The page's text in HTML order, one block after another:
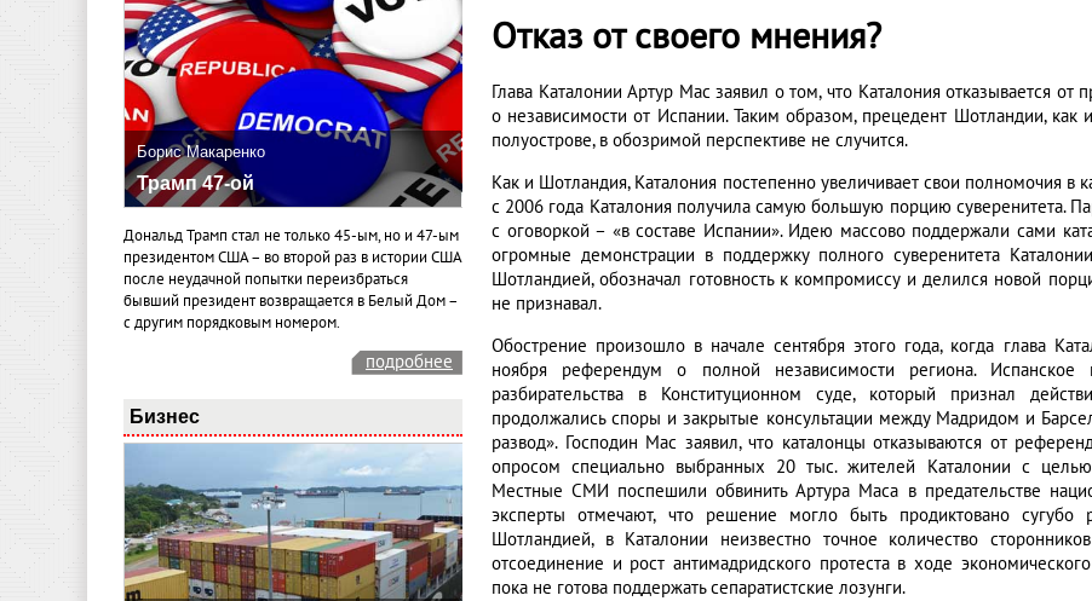
Борис Макаренко
Трамп 47-ой
Дональд Трамп стал не только 45-ым, но и 47-ым
президентом США – во второй раз в истории США
после неудачной попытки переизбраться
бывший президент возвращается в Белый Дом –
с другим порядковым номером.
подробнее
Бизнес
Отказ от своего мнения?
Глава Каталонии Артур Мас заявил о том, что Каталония отказывается
о независимости от Испании. Таким образом, прецедент Шотландии, как
полуострове, в обозримой перспективе не случится.
Как и Шотландия, Каталония постепенно увеличивает свои полномочия в
с 2006 года Каталония получила самую большую порцию суверенитета.
с оговоркой – «в составе Испании». Идею массово поддержали сами
огромные демонстрации в поддержку полного суверенитета
Шотландией, обозначал готовность к компромиссу и делился новой
не признавал.
Обострение произошло в начале сентября этого года, когда глава
ноября референдум о полной независимости региона.
разбирательства в Конституционном суде, который признал
продолжались споры и закрытые консультации между Мадридом и
развод». Господин Мас заявил, что каталонцы отказываются от
опросом специально выбранных 20 тыс. жителей Каталонии с
Местные СМИ поспешили обвинить Артура Маса в предательстве
эксперты отмечают, что решение могло быть продиктовано
Шотландией, в Каталонии неизвестно точное количество
отсоединение и рост антимадридского протеста в ходе
пока не готова поддержать сепаратистские лозунги.